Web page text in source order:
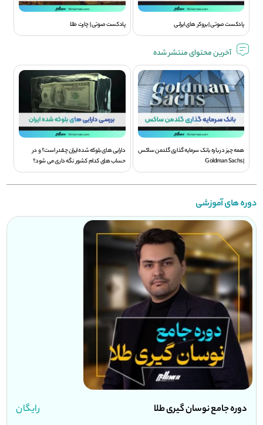
پادکست صوتی | بروکر های ایرانی پادکست صوتی | چارت طلا
آخرین محتوای منتشر شده
همه چیز درباره بانک سرمایه گذاری گلدمن ساکس
| Goldman Sachs
دارایی های بلوکه شده ایران چقدر است؟ و در
حساب های کدام کشور نگه داری می شود؟
دوره های آموزشی
دوره جامع نوسان گیری طلا رایگان